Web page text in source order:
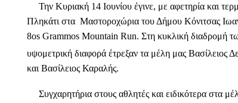
Την Κυριακή 14 Ιουνίου έγινε, με αφετηρία και
Πληκάτι στα Μαστοροχώρια του Δήμου Κόνιτσας
8οs Grammos Mountain Run. Στη κυκλική διαδρομή
υψομετρική διαφορά έτρεξαν τα μέλη μας Βασίλειος
και Βασίλειος Καραλής.
Συγχαρητήρια στους αθλητές και ειδικότερα στα